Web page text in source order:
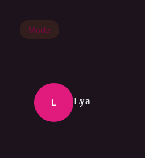
Mode
L Lya